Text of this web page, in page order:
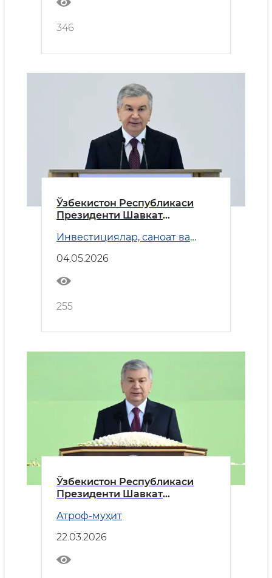
346
Ўзбекистон Республикаси
Президенти Шавкат
тараққиёт банки
Бошқарувчилар кенгашининг
йиллик йиғилишидаги нутқи
Инвестициялар, саноат ва
04.05.2026
255
Ўзбекистон Республикаси
Президенти Шавкат
умумхалқ байрамига
бағишланган тантанали
маросимдаги табрик нутқи
Атроф-муҳит
22.03.2026